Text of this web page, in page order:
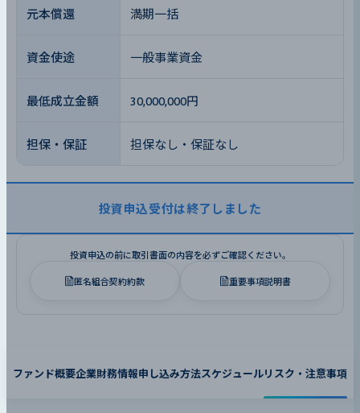
元本償還 満期一括
資金使途 一般事業資金
最低成立金額 30,000,000円
担保・保証 担保なし・保証なし
投資申込受付は終了しました
投資申込の前に取引書面の内容を必ずご確認ください。
匿名組合契約約款 重要事項説明書
ファンド概要企業財務情報申し込み方法スケジュールリスク・注意事項